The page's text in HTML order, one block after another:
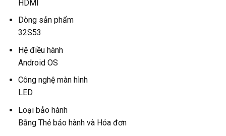
HDMI
Dòng sản phẩm
32S53
Hệ điều hành
Android OS
Công nghệ màn hình
LED
Loại bảo hành
Bằng Thẻ bảo hành và Hóa đơn